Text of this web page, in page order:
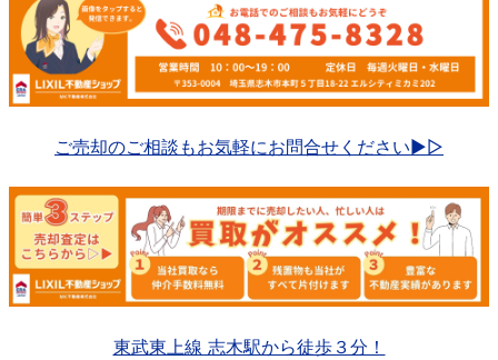
ご売却のご相談もお気軽にお問合せください▶▷
東武東上線 志木駅から徒歩３分！